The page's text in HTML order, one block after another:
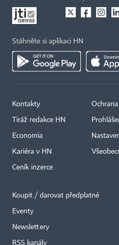
Stáhněte si aplikaci HN
Kontakty
Tiráž redakce HN
Economia
Kariéra v HN
Ceník inzerce
Koupit / darovat předplatné
Eventy
Newslettery
RSS kanály